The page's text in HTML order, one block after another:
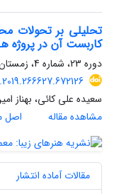
تحلیلی بر تحولات
کاربست آن در پروژه
دوره 23، شماره 4، زمستان 1397، صفحه
سعیده علی کائی، بهناز
مشاهده مقاله
اصل
مقالات آماده انتشار